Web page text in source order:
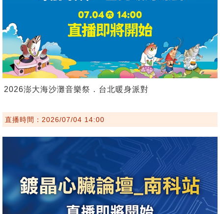
2026澎大海沙灘音樂祭．台北暖身派對
直播時間：2026/07/04 14:00